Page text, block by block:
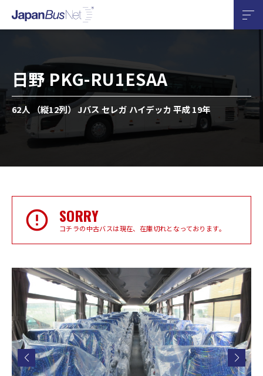
日野 PKG-RU1ESAA
62人 （縦12列） Jバス セレガ ハイデッカ 平成 19年
SORRY
コチラの中古バスは現在、在庫切れとなっております。